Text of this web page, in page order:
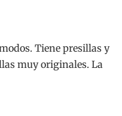
Tiene presillas y
muy originales. La